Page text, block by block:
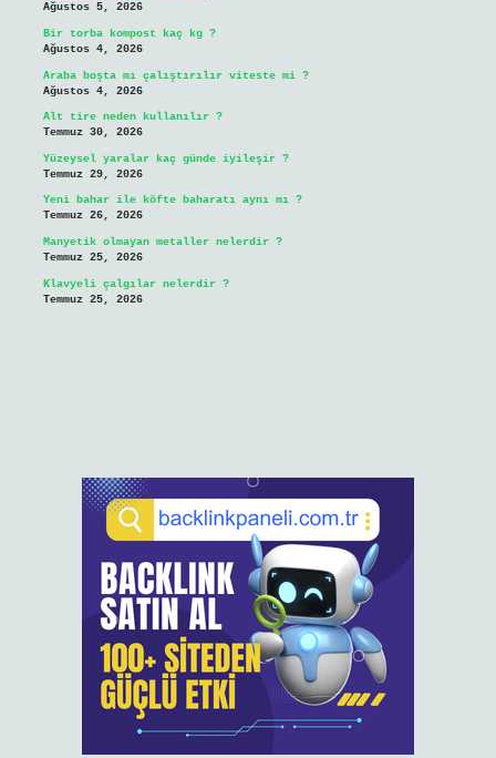
Ağustos 5, 2026
Bir torba kompost kaç kg ?
Ağustos 4, 2026
Araba boşta mı çalıştırılır viteste mi ?
Ağustos 4, 2026
Alt tire neden kullanılır ?
Temmuz 30, 2026
Yüzeysel yaralar kaç günde iyileşir ?
Temmuz 29, 2026
Yeni bahar ile köfte baharatı aynı mı ?
Temmuz 26, 2026
Manyetik olmayan metaller nelerdir ?
Temmuz 25, 2026
Klavyeli çalgılar nelerdir ?
Temmuz 25, 2026